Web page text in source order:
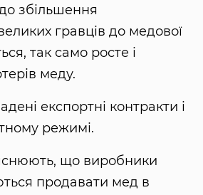
збільшення
гравців до медової
так само росте і
меду.
експортні контракти і
режимі.
що виробники
продавати мед в